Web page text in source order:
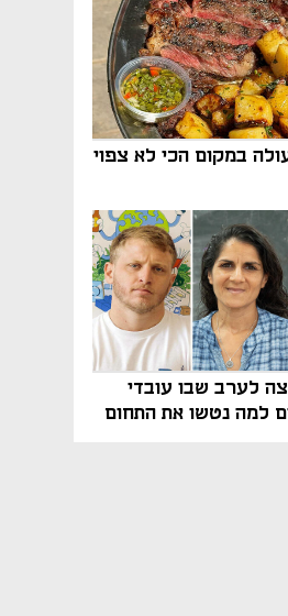
במקום הכי לא צפוי
לערב שבו עובדי
למה נטשו את התחום